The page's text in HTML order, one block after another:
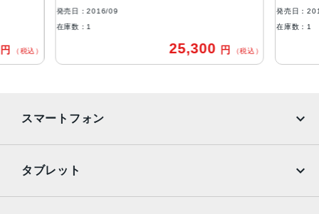
1,200万画素f1.8最大5倍のデジタルズーム
生体認証
円 （税込）
発売日：2016/09
在庫数：1
25,300 円 （税込）
発売日：
在庫数：1
スマートフォン
タブレット